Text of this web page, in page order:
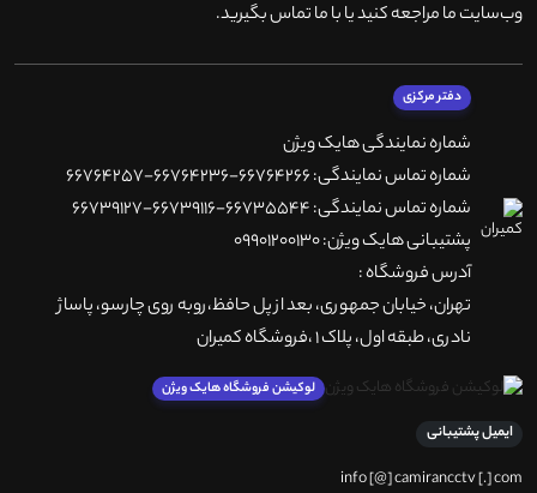
وب‌سایت ما مراجعه کنید یا با ما تماس بگیرید.
دفتر مرکزی
شماره نمایندگی هایک ویژن
شماره تماس نمایندگی: 66764266-66764236-66764257
شماره تماس نمایندگی: 66735544-66739116-66739127
پشتیبانی هایک ویژن: 09901200130
آدرس فروشگاه :
تهران، خيابان جمهوری، بعد از پل حافظ،روبه روی چارسو، پاساژ
نادری، طبقه اول، پلاک 1 ،فروشگاه کمیران
لوکیشن فروشگاه هایک ویژن
ایمیل پشتیبانی
info [@] camirancctv [.] com